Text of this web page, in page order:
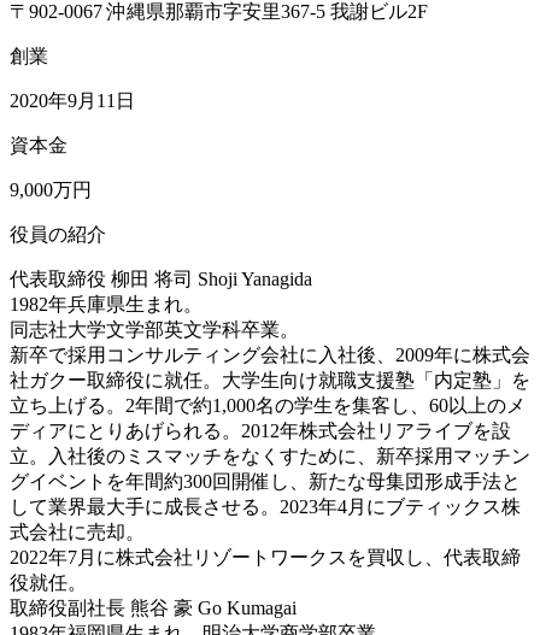
〒902-0067 沖縄県那覇市字安里367-5 我謝ビル2F
創業
2020年9月11日
資本金
9,000万円
役員の紹介
代表取締役 柳田 将司 Shoji Yanagida
1982年兵庫県生まれ。
同志社大学文学部英文学科卒業。
新卒で採用コンサルティング会社に入社後、2009年に株式会
社ガクー取締役に就任。大学生向け就職支援塾「内定塾」を
立ち上げる。2年間で約1,000名の学生を集客し、60以上のメ
ディアにとりあげられる。2012年株式会社リアライブを設
立。入社後のミスマッチをなくすために、新卒採用マッチン
グイベントを年間約300回開催し、新たな母集団形成手法と
して業界最大手に成長させる。2023年4月にブティックス株
式会社に売却。
2022年7月に株式会社リゾートワークスを買収し、代表取締
役就任。
取締役副社長 熊谷 豪 Go Kumagai